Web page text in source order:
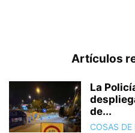
Artículos
La
de...
COSAS DE